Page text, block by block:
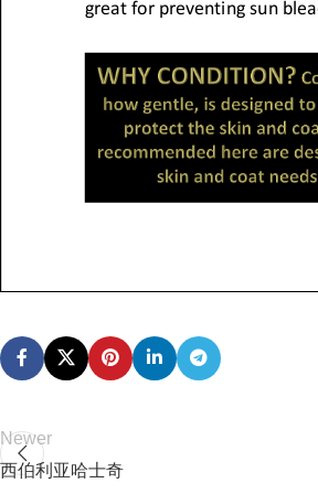
Newer
西伯利亚哈士奇